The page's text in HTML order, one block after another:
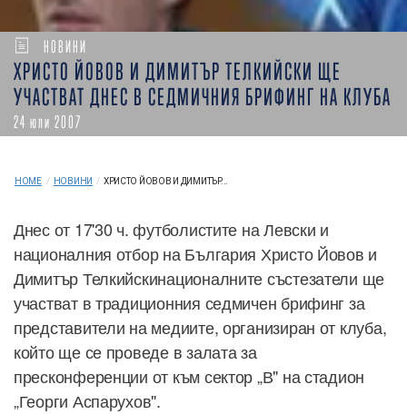
НОВИНИ
ХРИСТО ЙОВОВ И ДИМИТЪР ТЕЛКИЙСКИ ЩЕ
УЧАСТВАТ ДНЕС В СЕДМИЧНИЯ БРИФИНГ НА КЛУБА
24 юли 2007
HOME / НОВИНИ / ХРИСТО ЙОВОВ И ДИМИТЪР...
Днес от 17'30 ч. футболистите на Левски и
националния отбор на България Христо Йовов и
Димитър Телкийскинационалните състезатели ще
участват в традиционния седмичен брифинг за
представители на медиите, организиран от клуба,
който ще се проведе в залата за
пресконференции от към сектор „В" на стадион
„Георги Аспарухов".